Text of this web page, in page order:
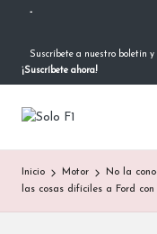
-
Suscríbete a nuestro boletín
¡Suscríbete ahora!
S
o
l
o
Para
la
F1
Inicio Motor
No la
las cosas difíciles a Ford